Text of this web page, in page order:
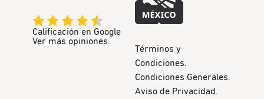
Calificación en Google
Ver más opiniones.
Términos y
Condiciones.
Condiciones Generales.
Aviso de Privacidad.